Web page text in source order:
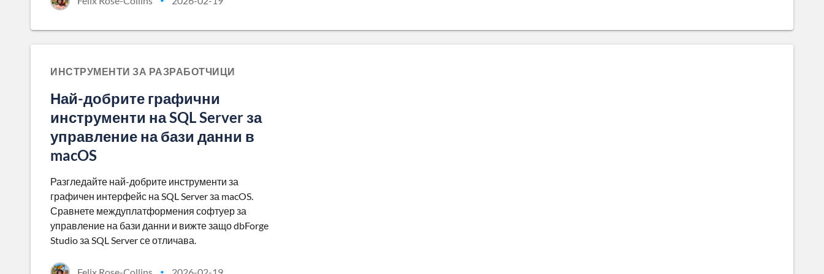
ИНСТРУМЕНТИ ЗА РАЗРАБОТЧИЦИ
Най-добрите графични
инструменти на SQL Server за
управление на бази данни в
macOS
Разгледайте най-добрите инструменти за
графичен интерфейс на SQL Server за macOS.
Сравнете междуплатформения софтуер за
управление на бази данни и вижте защо dbForge
Studio за SQL Server се отличава.
•